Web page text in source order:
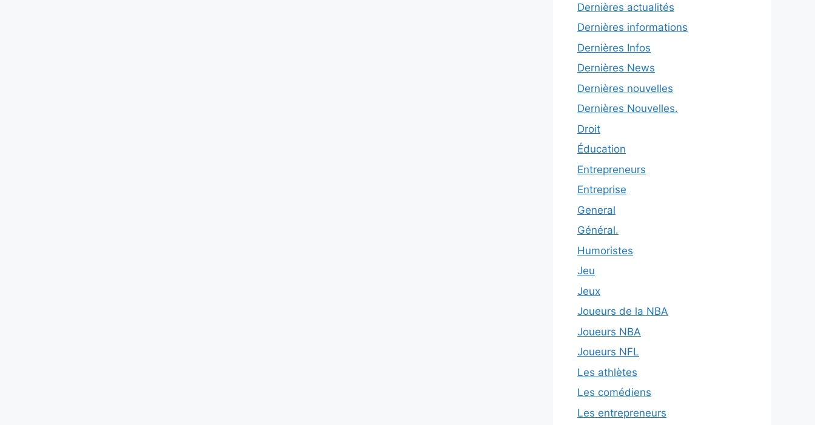
Dernières actualités
Dernières informations
Dernières Infos
Dernières News
Dernières nouvelles
Dernières Nouvelles.
Droit
Éducation
Entrepreneurs
Entreprise
General
Général.
Humoristes
Jeu
Jeux
Joueurs de la NBA
Joueurs NBA
Joueurs NFL
Les athlètes
Les comédiens
Les entrepreneurs